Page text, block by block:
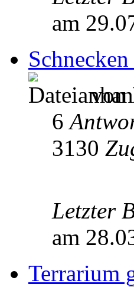
am
von
6
3130
Letzter
am
Terrarium